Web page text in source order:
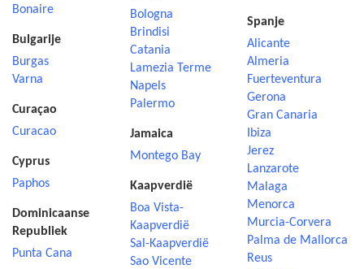
Bonaire
Bulgarije
Burgas
Varna
Curaçao
Curacao
Cyprus
Paphos
Dominicaanse
Republiek
Punta Cana
Bologna
Brindisi
Catania
Lamezia Terme
Napels
Palermo
Jamaica
Montego Bay
Kaapverdië
Boa Vista-
Kaapverdië
Sal-Kaapverdië
Sao Vicente
Spanje
Alicante
Almeria
Fuerteventura
Gerona
Gran Canaria
Ibiza
Jerez
Lanzarote
Malaga
Menorca
Murcia-Corvera
Palma de Mallorca
Reus